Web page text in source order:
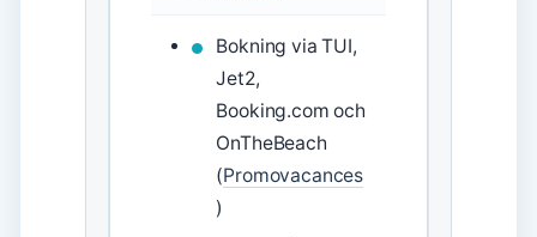
Bokning via TUI,
Jet2,
Booking.com och
OnTheBeach
(Promovacances
)